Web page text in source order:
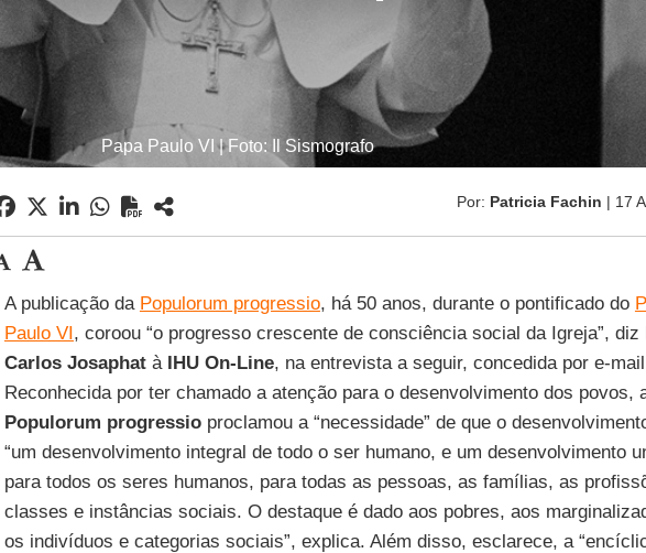
Papa Paulo VI | Foto: Il Sismografo
Por: Patricia Fachin | 17
A publicação da Populorum progressio, há 50 anos, durante o pontificado do
Paulo VI, coroou “o progresso crescente de consciência social da Igreja”, diz
Carlos Josaphatà IHU On-Line, na entrevista a seguir, concedida por e-
Reconhecida por ter chamado a atenção para o desenvolvimento dos povos,
Populorum progressioproclamou a “necessidade” de que o
“um desenvolvimento integral de todo o ser humano, e um desenvolvimento
para todos os seres humanos, para todas as pessoas, as famílias, as
classes e instâncias sociais. O destaque é dado aos pobres, aos
os indivíduos e categorias sociais”, explica. Além disso, esclarece, a